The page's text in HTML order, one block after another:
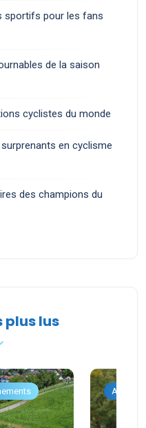
sportifs pour les fans
de la saison
cyclistes du monde
en cyclisme
des champions du
plus lus